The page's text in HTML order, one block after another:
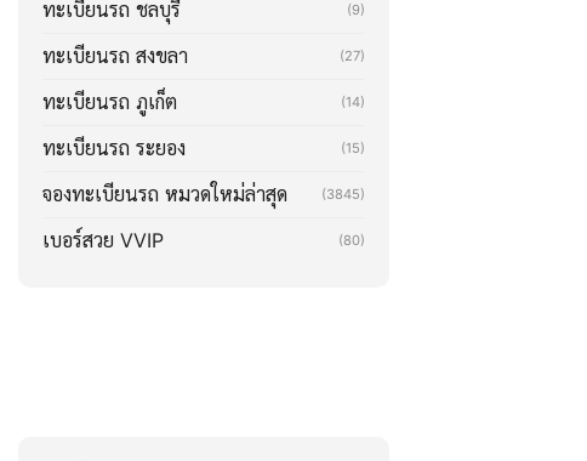
ทะเบียนรถ ชลบุรี (9)
ทะเบียนรถ สงขลา (27)
ทะเบียนรถ ภูเก็ต (14)
ทะเบียนรถ ระยอง (15)
จองทะเบียนรถ หมวดใหม่ล่าสุด (3845)
เบอร์สวย VVIP (80)